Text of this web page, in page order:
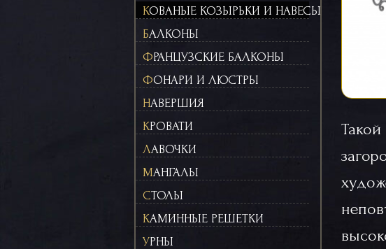
КОВАНЫЕ КОЗЫРЬКИ И НАВЕСЫ
БАЛКОНЫ
ФРАНЦУЗСКИЕ БАЛКОНЫ
ФОНАРИ И ЛЮСТРЫ
НАВЕРШИЯ
КРОВАТИ
ЛАВОЧКИ
МАНГАЛЫ
СТОЛЫ
КАМИННЫЕ РЕШЕТКИ
УРНЫ